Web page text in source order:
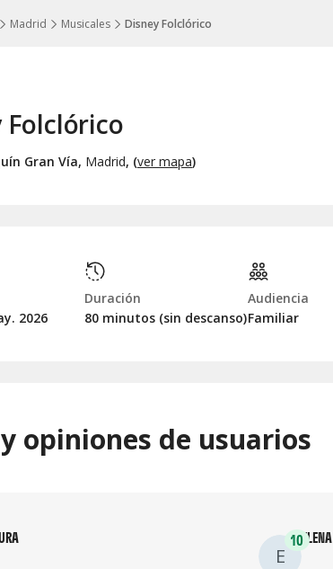
Madrid Musicales Disney Folclórico
Folclórico
Gran Vía, Madrid, (ver mapa)
2026
Duración
80 minutos (sin descanso)
Audiencia
Familiar
opiniones de usuarios
E
10ELENA